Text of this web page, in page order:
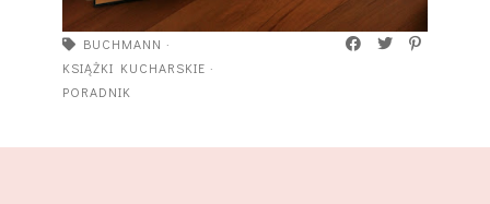
BUCHMANN ·
KSIĄŻKI KUCHARSKIE ·
PORADNIK